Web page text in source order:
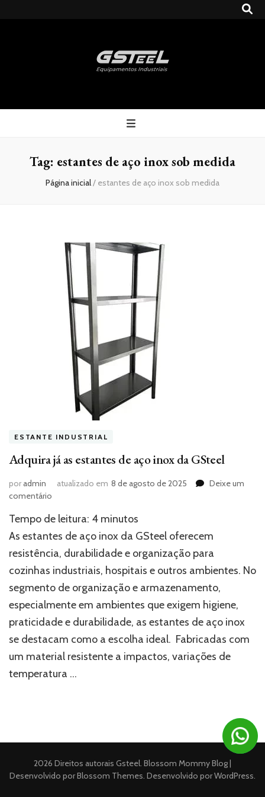
Gsteel
Tag: estantes de aço inox sob medida
Página inicial/ estantes de aço inox sob medida
ESTANTE INDUSTRIAL
Adquira já as estantes de aço inox da GSteel
poradmin atualizado em 8 de agosto de 2025
Deixe um
comentário
já
as
de
aço
inox
da
GSteel
Tempo de leitura: 4 minutos
As estantes de aço inox da GSteel oferecem
resistência, durabilidade e organização para
cozinhas industriais, hospitais e outros ambientes. No
segmento de organização e armazenamento,
especialmente em ambientes que exigem higiene,
praticidade e durabilidade, as estantes de aço inox
se destacam como a escolha ideal. Fabricadas com
um material resistente a impactos, variações de
temperatura …
2026 Direitos autorais Gsteel. Blossom Mommy Blog |
Desenvolvido porBlossom Themes. Desenvolvido porWordPress.